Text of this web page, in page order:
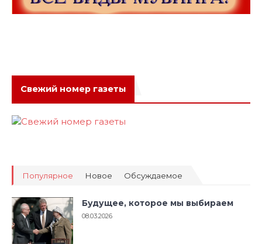
Свежий номер газеты
Популярное Новое Обсуждаемое
Будущее, которое мы выбираем
08.03.2026